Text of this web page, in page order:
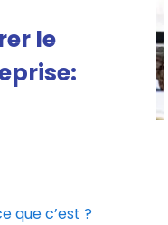
le
que c’est ?